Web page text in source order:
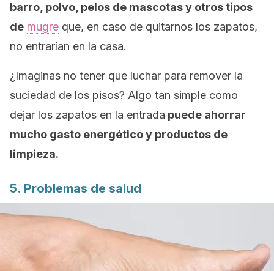
barro, polvo, pelos de mascotas y otros tipos
de mugre que, en caso de quitarnos los zapatos,
no entrarían en la casa.
¿Imaginas no tener que luchar para remover la
suciedad de los pisos? Algo tan simple como
dejar los zapatos en la entrada puede ahorrar
mucho gasto energético y productos de
limpieza.
5. Problemas de salud